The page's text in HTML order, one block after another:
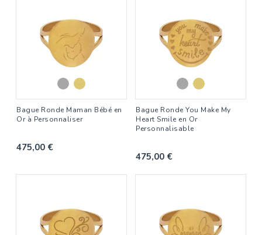
Bague Ronde Maman Bébé en
Or à Personnaliser
475,00 €
Bague Ronde You Make My
Heart Smile en Or
Personnalisable
475,00 €